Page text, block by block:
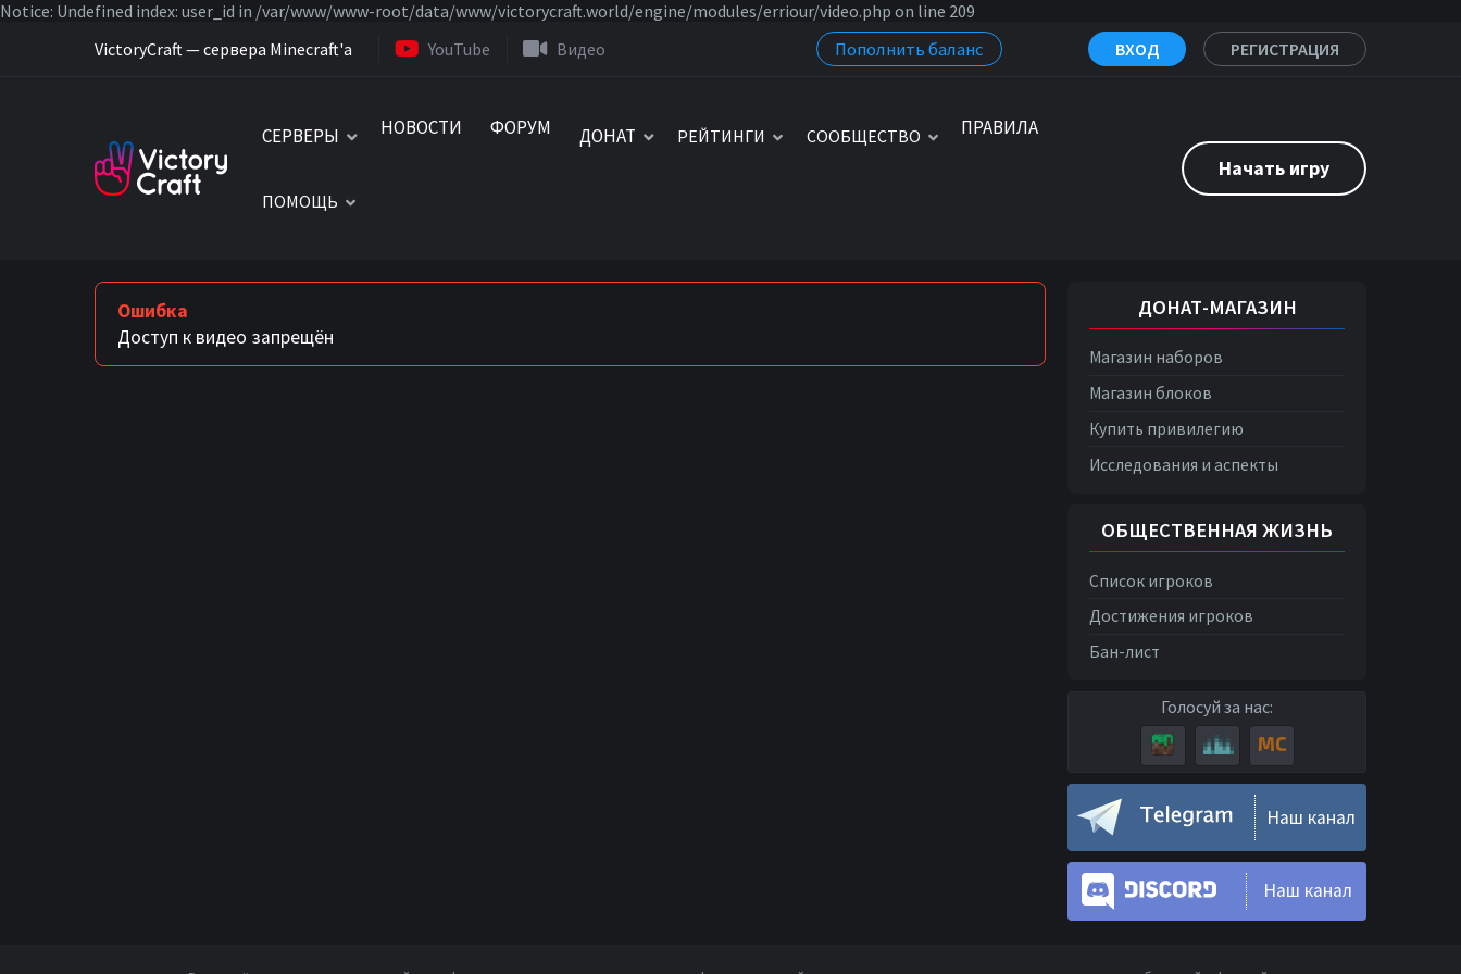
Notice: Undefined index: user_id in /var/www/www-root/data/www/victorycraft.world/engine/modules/erriour/video.php on line 209
VictoryCraft — сервера Minecraft'a
YouTube Видео Пополнить баланс ВХОД РЕГИСТРАЦИЯ
СЕРВЕРЫ НОВОСТИ ФОРУМ ДОНАТ РЕЙТИНГИ СООБЩЕСТВО ПРАВИЛА
ПОМОЩЬ
Начать игру
Ошибка
Доступ к видео запрещён
ДОНАТ-МАГАЗИН
Магазин наборов
Магазин блоков
Купить привилегию
Исследования и аспекты
ОБЩЕСТВЕННАЯ ЖИЗНЬ
Список игроков
Достижения игроков
Бан-лист
Голосуй за нас:
Наш канал
Наш канал